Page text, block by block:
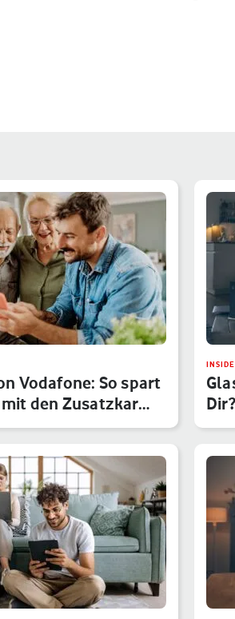
Vodafone: So spart
den Zusatzkar…
Dir?